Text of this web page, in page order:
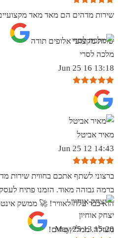
שירות מדהים הם מאד מאד מקצועיים
שרות מקצועי אלופים תודה
מלכה לסרי
13:18 16 Jun 25
מאיר אביטל
14:43 12 Jun 25
ברצוני לשתף אתכם בחווית שירות
ברמה גבוהה מאוד. הזמנו פתיח
הוא כבר עלה לאוויר! 🚀 ממשק
מעולה. ממליץ בחום!
יצחק אוחיון
15:20 13 May 25